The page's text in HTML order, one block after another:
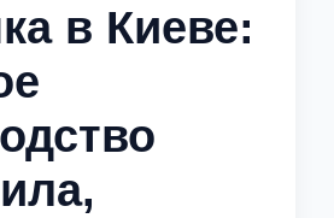
в Киеве: